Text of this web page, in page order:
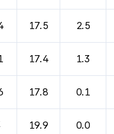
17.5 2.5
17.4 1.3
17.8 0.1
19.9 0.0